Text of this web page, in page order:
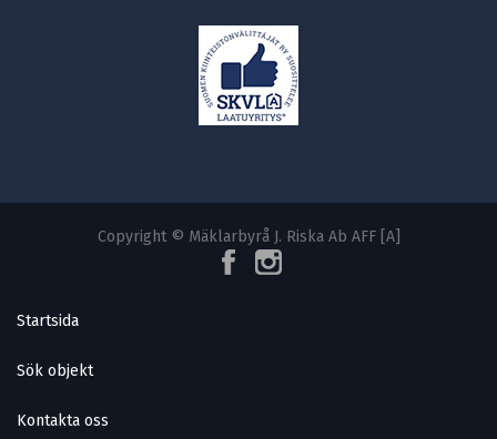
Copyright © Mäklarbyrå J. Riska Ab AFF [A]
Startsida
Sök objekt
Kontakta oss